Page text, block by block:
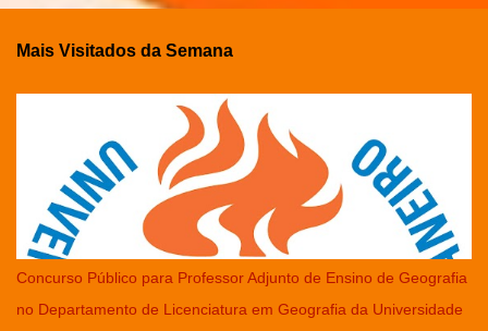
Mais Visitados da Semana
Concurso Público para Professor Adjunto de Ensino de Geografia
no Departamento de Licenciatura em Geografia da Universidade